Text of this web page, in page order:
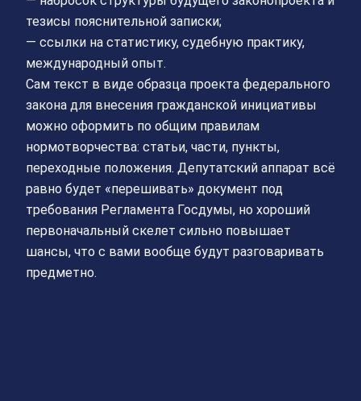
тезисы пояснительной записки;
— ссылки на статистику, судебную практику,
международный опыт.
Сам текст в виде образца проекта федерального
закона для внесения гражданской инициативы
можно оформить по общим правилам
нормотворчества: статьи, части, пункты,
переходные положения. Депутатский аппарат всё
равно будет «перешивать» документ под
требования Регламента Госдумы, но хороший
первоначальный скелет сильно повышает
шансы, что с вами вообще будут разговаривать
предметно.